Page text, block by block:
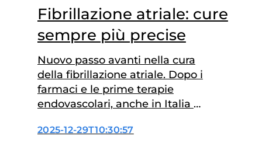
Fibrillazione atriale: cure
sempre più precise
Nuovo passo avanti nella cura
della fibrillazione atriale. Dopo i
farmaci e le prime terapie
endovascolari, anche in Italia è
nuova tecnologia (Pulsed Field
2025-12-29T10:30:57